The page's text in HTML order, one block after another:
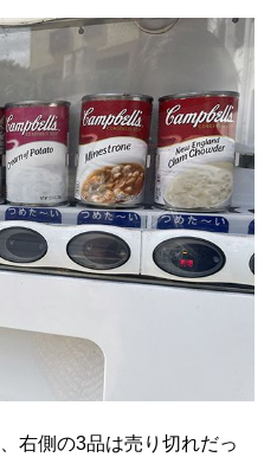
右側の3品は売り切れだっ